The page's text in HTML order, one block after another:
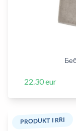
22.30 eur
PRODUKT I RRI